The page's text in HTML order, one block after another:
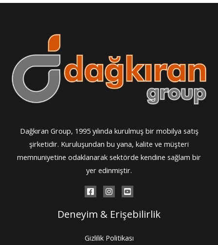
Dağkıran Group, 1995 yılında kurulmuş bir mobilya satış
şirketidir. Kuruluşundan bu yana, kalite ve müşteri
memnuniyetine odaklanarak sektörde kendine sağlam bir
yer edinmiştir.
Deneyim & Erişebilirlik
Gizlilik Politikası